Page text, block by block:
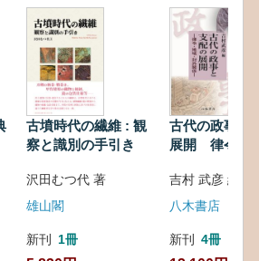
古墳時代の繊維 : 観
察と識別の手引き
沢田むつ代 著
雄山閣
新刊 1冊
古代の政事と
展開 律令・
吉村 武彦 編集
八木書店
新刊 4冊